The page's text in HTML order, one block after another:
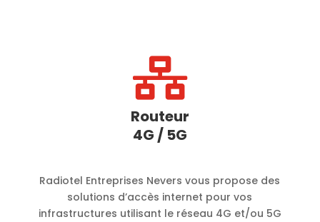

Routeur
4G / 5G
Radiotel Entreprises Nevers vous propose des
solutions d’accès internet pour vos
infrastructures utilisant le réseau 4G et/ou 5G